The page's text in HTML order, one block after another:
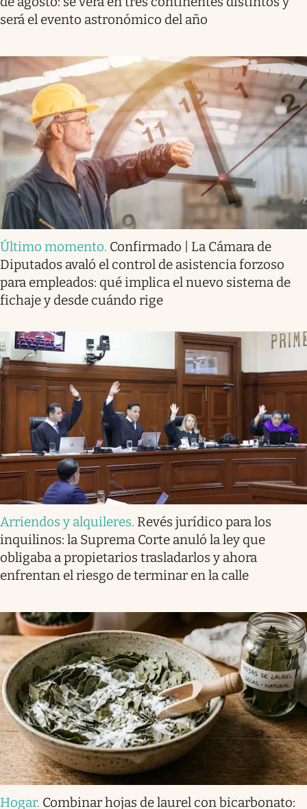
será el evento astronómico del año
Último momento. Confirmado | La Cámara de
Diputados avaló el control de asistencia forzoso
para empleados: qué implica el nuevo sistema de
fichaje y desde cuándo rige
Arriendos y alquileres. Revés jurídico para los
inquilinos: la Suprema Corte anuló la ley que
obligaba a propietarios trasladarlos y ahora
enfrentan el riesgo de terminar en la calle
Hogar. Combinar hojas de laurel con bicarbonato: